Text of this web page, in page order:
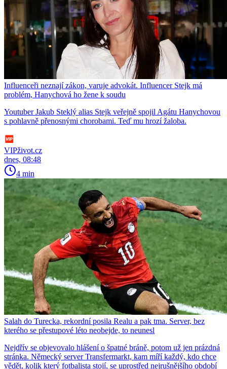
Influenceři neznají zákon, varuje advokát. Influencer Stejk má
problém, Hanychová ho žene k soudu
Youtuber Jakub Steklý alias Stejk veřejně spojil Agátu Hanychovou
s pohlavně přenosnými chorobami. Teď mu hrozí žaloba.
VIPživot.cz
dnes, 08:48
4 min
Salah do Turecka, rekordní posila Realu a pak tma. Server, bez
kterého se přestupové léto neobejde, to neunesl
Nejdřív se objevovalo hlášení o špatné bráně, potom už jen prázdná
stránka. Německý server Transfermarkt, kam míří každý, kdo chce
vědět, kolik který fotbalista stojí, se uprostřed nejrušnějšího období